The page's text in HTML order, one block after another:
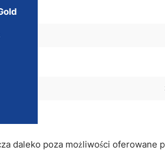
daleko poza możliwości oferowane